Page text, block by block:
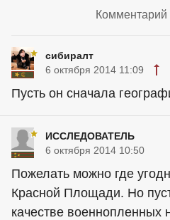
Комментарий
сибиралт
6 октября 2014 11:09
Пусть он сначала
ИССЛЕДОВАТЕЛЬ
6 октября 2014 10:50
Пожелать можно где
Красной Площади. Но
качестве военнопленных